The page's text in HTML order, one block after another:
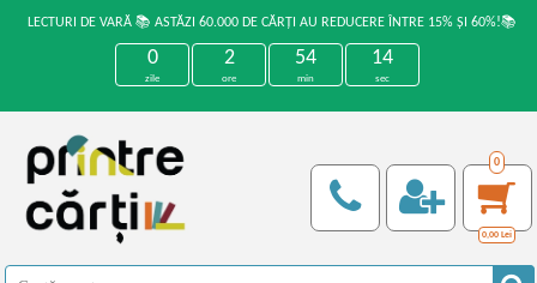
LECTURI DE VARĂ 📚 ASTĂZI 60.000 DE CĂRȚI AU REDUCERE ÎNTRE 15% ȘI 60%!📚
0
zile
2
ore
54
min
13
sec
0
0,00 Lei